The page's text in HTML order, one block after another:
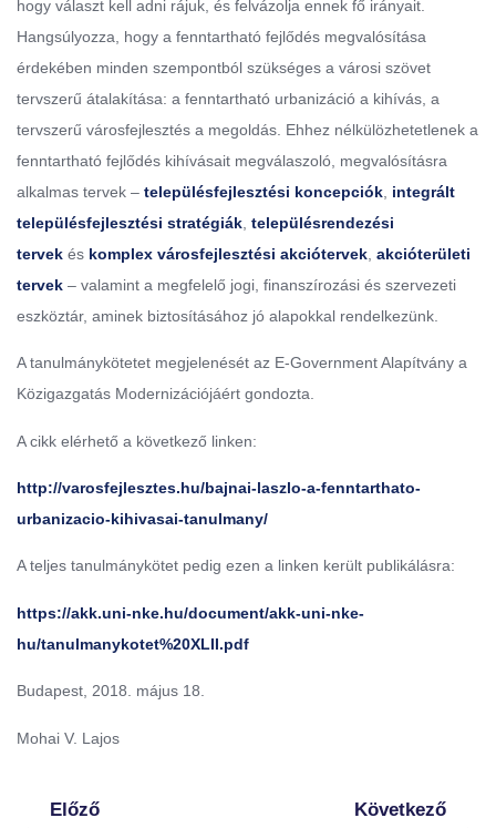
hogy választ kell adni rájuk, és felvázolja ennek fő irányait.
Hangsúlyozza, hogy a fenntartható fejlődés megvalósítása
érdekében minden szempontból szükséges a városi szövet
tervszerű átalakítása: a fenntartható urbanizáció a kihívás, a
tervszerű városfejlesztés a megoldás. Ehhez nélkülözhetetlenek a
fenntartható fejlődés kihívásait megválaszoló, megvalósításra
alkalmas tervek – településfejlesztési koncepciók integrált
településfejlesztési stratégiák településrendezési
tervek és komplex városfejlesztési akciótervek akcióterületi
tervek – valamint a megfelelő jogi, finanszírozási és szervezeti
eszköztár, aminek biztosításához jó alapokkal rendelkezünk.
A tanulmánykötetet megjelenését az E-Government Alapítvány a
Közigazgatás Modernizációjáért gondozta.
A cikk elérhető a következő linken:
http://varosfejlesztes.hu/bajnai-laszlo-a-fenntarthato-
urbanizacio-kihivasai-tanulmany/
A teljes tanulmánykötet pedig ezen a linken került publikálásra:
https://akk.uni-nke.hu/document/akk-uni-nke-
hu/tanulmanykotet%20XLII.pdf
Budapest, 2018. május 18.
Mohai V. Lajos
Előző Következő